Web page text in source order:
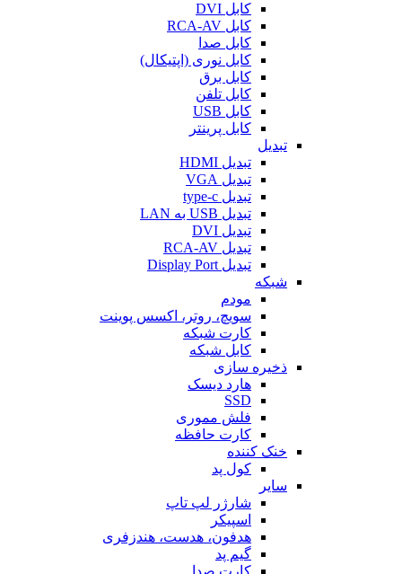
کابل DVI
کابل RCA-AV
کابل صدا
کابل نوری (اپتیکال)
کابل برق
کابل تلفن
کابل USB
کابل پرینتر
تبدیل
تبدیل HDMI
تبدیل VGA
تبدیل type-c
تبدیل USB به LAN
تبدیل DVI
تبدیل RCA-AV
تبدیل Display Port
شبکه
مودم
سویچ، روتر، اکسس پوینت
کارت شبکه
کابل شبکه
ذخیره سازی
هارد دیسک
SSD
فلش مموری
کارت حافظه
خنک کننده
کول پد
سایر
شارژر لپ تاپ
اسپیکر
هدفون، هدست، هندزفری
گیم پد
کارت صدا